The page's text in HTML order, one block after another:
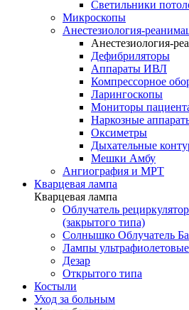
Светильники
Микроскопы
Анестезиология-
Анестезиология-
Дефибриляторы
Аппараты ИВЛ
Компрессорное
Ларингоскопы
Мониторы
Наркозные
Оксиметры
Дыхательные
Мешки Амбу
Ангиография и МРТ
Кварцевая лампа
Кварцевая лампа
Облучатель
(закрытого типа)
Солнышко Облучатель
Лампы ультрафиолетовые
Дезар
Открытого типа
Костыли
Уход за больным